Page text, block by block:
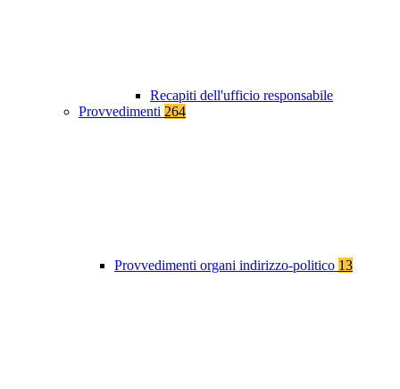
Recapiti dell'ufficio responsabile
Provvedimenti 264
Provvedimenti organi indirizzo-politico 13